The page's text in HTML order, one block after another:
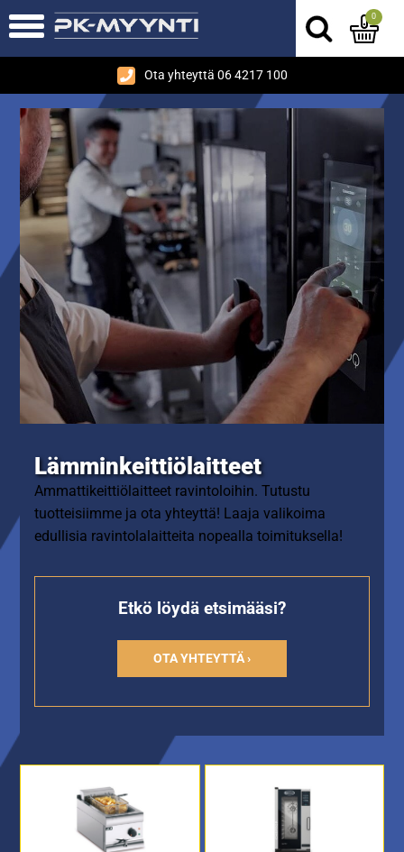
Ota yhteyttä 06 4217 100
0
Lämminkeittiölaitteet
Ammattikeittiölaitteet ravintoloihin. Tutustu
tuotteisiimme ja ota yhteyttä! Laaja valikoima
edullisia ravintolalaitteita nopealla toimituksella!
Etkö löydä etsimääsi?
OTA YHTEYTTÄ ›